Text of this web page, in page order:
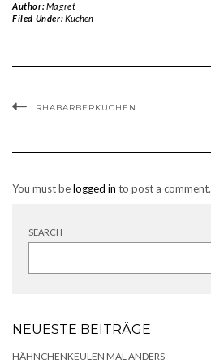
Author:Magret
Filed Under:Kuchen
RHABARBERKUCHEN
You must belogged in to post a comment.
SEARCH
NEUESTE BEITRÄGE
HÄHNCHENKEULEN MAL ANDERS